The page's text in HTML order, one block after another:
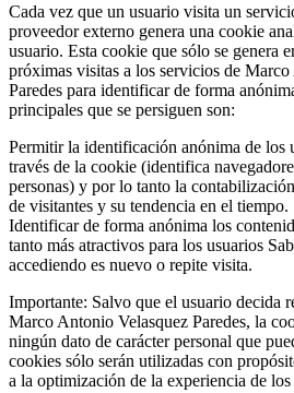
Cada vez que un usuario visita un
proveedor externo genera una cookie
usuario. Esta cookie que sólo se genera
próximas visitas a los servicios de
Paredes para identificar de forma
principales que se persiguen son:
Permitir la identificación anónima de los
través de la cookie (identifica
personas) y por lo tanto la
de visitantes y su tendencia en el tiempo.
Identificar de forma anónima los
tanto más atractivos para los usuarios
accediendo es nuevo o repite visita.
Importante: Salvo que el usuario decida
Marco Antonio Velasquez Paredes, la
ningún dato de carácter personal que
cookies sólo serán utilizadas con
a la optimización de la experiencia de